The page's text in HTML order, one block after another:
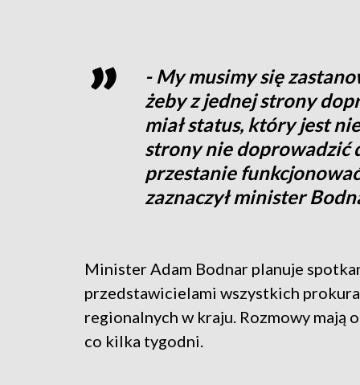
- My musimy się
żeby z jednej strony
miał status, który jest
strony nie doprowadzić
przestanie
zaznaczył minister
Minister Adam Bodnar planuje
przedstawicielami wszystkich
regionalnych w kraju. Rozmowy mają
co kilka tygodni.